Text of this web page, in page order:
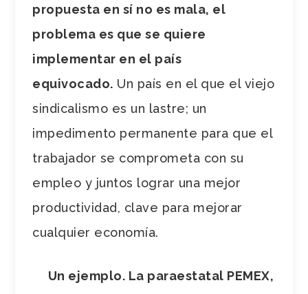
propuesta en sí no es mala, el
problema es que se quiere
implementar en el país
equivocado. Un país en el que el viejo
sindicalismo es un lastre; un
impedimento permanente para que el
trabajador se comprometa con su
empleo y juntos lograr una mejor
productividad, clave para mejorar
cualquier economía.
Un ejemplo. La paraestatal PEMEX,